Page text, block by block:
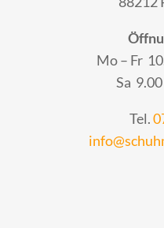
Mo – Fr
Sa
Tel.